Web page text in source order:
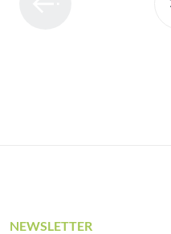
NEWSLETTER